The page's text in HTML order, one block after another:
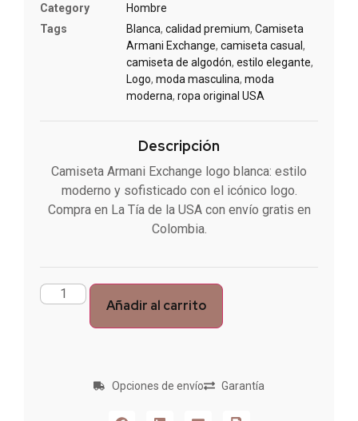
Category
Hombre
Tags
Blanca, calidad premium, Camiseta
Armani Exchange, camiseta casual,
camiseta de algodón, estilo elegante,
Logo, moda masculina, moda
moderna, ropa original USA
Descripción
Camiseta Armani Exchange logo blanca: estilo
moderno y sofisticado con el icónico logo.
Compra en La Tía de la USA con envío gratis en
Colombia.
Añadir al carrito
Opciones de envío Garantía